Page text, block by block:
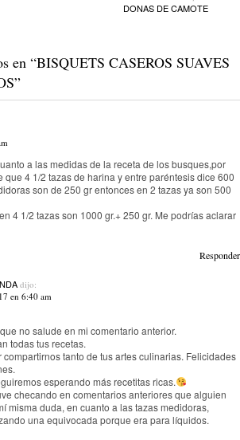
DONAS DE CAMOTE
en “BISQUETS CASEROS SUAVES
”
a las medidas de la receta de los busques,por
que 4 1/2 tazas de harina y entre paréntesis dice 600
son de 250 gr entonces en 2 tazas ya son 500
4 1/2 tazas son 1000 gr.+ 250 gr. Me podrías aclarar
Responder
dijo:
en 6:40 am
no salude en mi comentario anterior.
todas tus recetas.
compartirnos tanto de tus artes culinarias. Felicidades
esperando más recetitas ricas.
checando en comentarios anteriores que alguien
misma duda, en cuanto a las tazas medidoras,
una equivocada porque era para líquidos.